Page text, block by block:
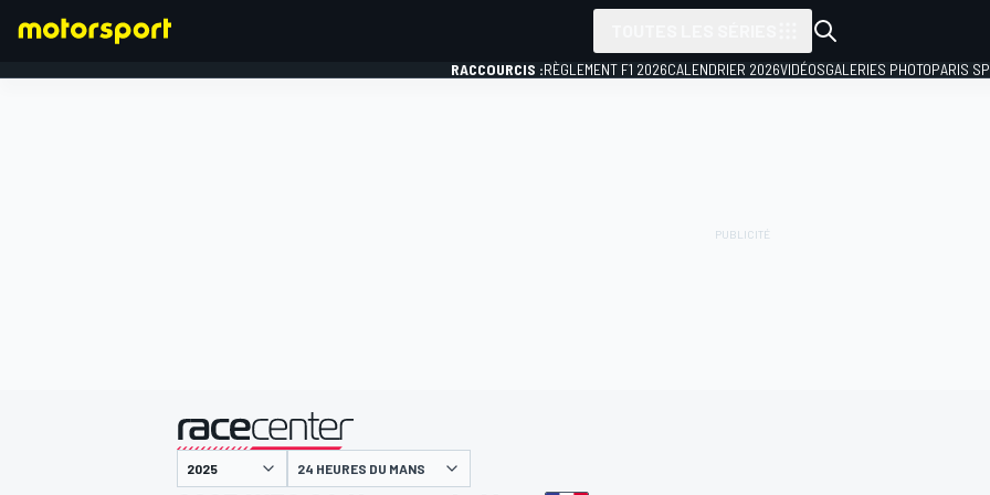
RACCOURCIS :RÈGLEMENT F1 2026CALENDRIER 2026VIDÉOSGALERIES PHOTOPARIS
présenté par
24 HEURES DU MANS